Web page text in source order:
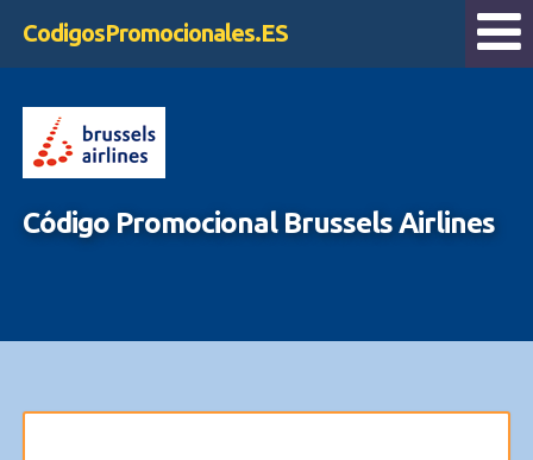
CodigosPromocionales.ES
Código Promocional Brussels Airlines